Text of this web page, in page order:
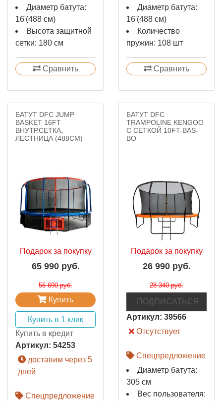
Диаметр батута:
16'(488 см)
Высота защитной
сетки: 180 см
Сравнить
Диаметр батута:
16'(488 см)
Количество
пружин: 108 шт
Сравнить
БАТУТ DFC JUMP
BASKET 16FT
ВНУТР.СЕТКА,
ЛЕСТНИЦА (488CМ)
Подарок за покупку
65 990 руб.
56 690 руб.
Купить
Купить в 1 клик
Купить в кредит
Артикул: 54253
доставим через 5
дней
Спецпредложение
БАТУТ DFC
TRAMPOLINE KENGOO
С СЕТКОЙ 10FT-BAS-
BO
Подарок за покупку
26 990 руб.
28 340 руб.
ПОДПИСАТЬСЯ
Артикул: 39566
Отсутствует
Спецпредложение
Диаметр батута:
305 см
Вес пользователя: